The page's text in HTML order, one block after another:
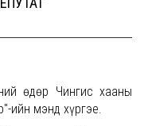
өдөр Чингис хааны
ийн мэнд хүргэе.